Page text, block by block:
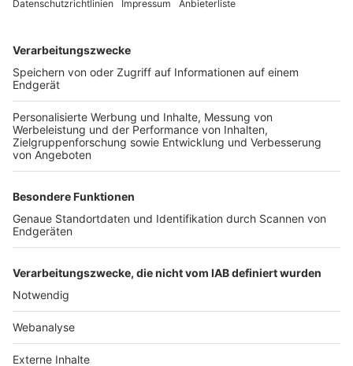
TOP-VEREINE
TOP-PARTNER
Nutzungsbedingungen Datenschutz Impressum